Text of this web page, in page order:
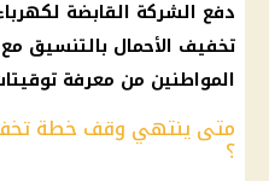
دفع الشركة القابضة
تخفيف الأحمال بالتنسيق
المواطنين من معرفة
متى ينتهي وقف خطة
؟